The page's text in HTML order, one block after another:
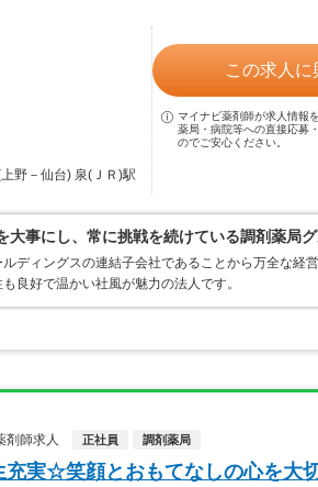
野－仙台) 泉(ＪＲ)駅
この求人に
マイナビ薬剤師が求人情報
薬局・病院等への直接応募
のでご安心ください。
大事にし、常に挑戦を続けている調剤薬局グ
ディングスの連結子会社であることから万全な経
良好で温かい社風が魅力の法人です。
師求人
正社員 調剤薬局
充実☆笑顔とおもてなしの心を大